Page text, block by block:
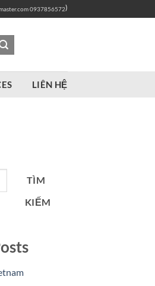
0937856572)
LIÊN HỆ
TÌM
KIẾM